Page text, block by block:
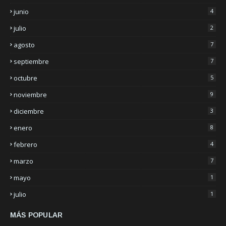
junio 4
julio 2
agosto 7
septiembre 7
octubre 5
noviembre 9
diciembre 3
enero 8
febrero 4
marzo 7
mayo 1
julio 1
MÁS POPULAR